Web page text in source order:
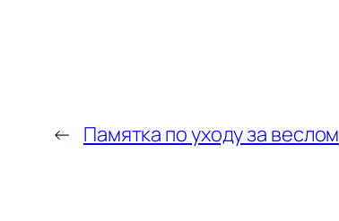
← Памятка по уходу за веслом